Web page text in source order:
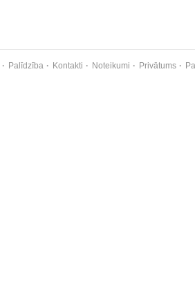
Palīdzība Kontakti Noteikumi Privātums